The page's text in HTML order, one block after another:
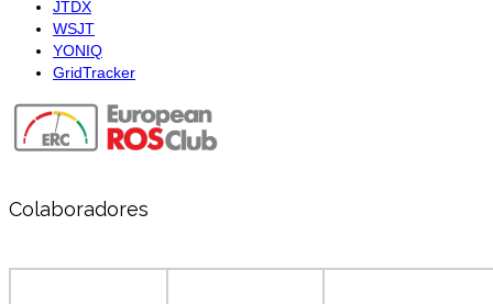
JTDX
WSJT
YONIQ
GridTracker
Colaboradores